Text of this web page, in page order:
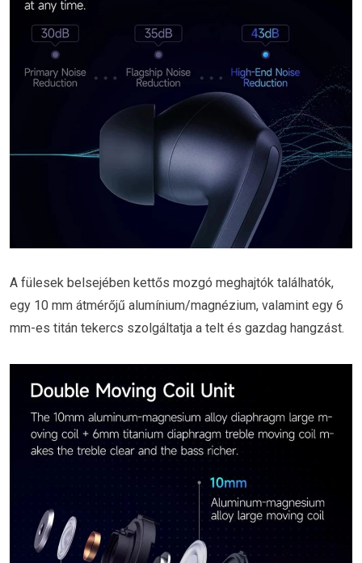
A fülesek belsejében kettős mozgó meghajtók találhatók,
egy 10 mm átmérőjű alumínium/magnézium, valamint egy 6
mm-es titán tekercs szolgáltatja a telt és gazdag hangzást.